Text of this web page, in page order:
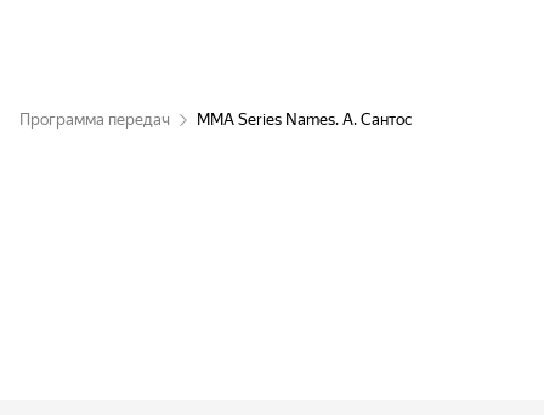
Программа передач MMA Series Names. А. Сантос